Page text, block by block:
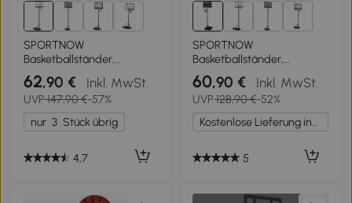
SPORTNOW
Basketballständer,
höhenverstellbar, 182-213
cm Korbhöhe, wetterfest,
mit Rollen, Metallrahmen
62,90 € Inkl. MwSt.
UVP147,90 €-57%
nur 3 Stück übrig
4,7
SPORTNOW
Basketballständer,
höhenverstellbar, mobil,
befüllbar, bruchsichere
Rückwand, Korbhöhe 1,82 -
2,13 m, Schwarz
60,90 € Inkl. MwSt.
UVP128,90 €-52%
Kostenlose Lieferung innerhalb Deutschlands
5